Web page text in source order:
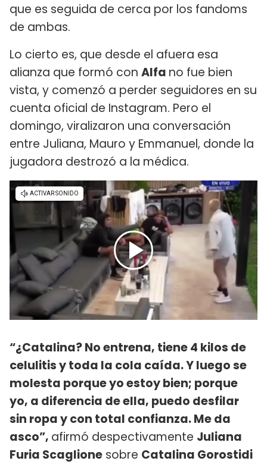
que es seguida de cerca por los fandoms
de ambas.
Lo cierto es, que desde el afuera esa
alianza que formó con Alfa no fue bien
vista, y comenzó a perder seguidores en su
cuenta oficial de Instagram. Pero el
domingo, viralizaron una conversación
entre Juliana, Mauro y Emmanuel, donde la
jugadora destrozó a la médica.
“¿Catalina? No entrena, tiene 4 kilos de
celulitis y toda la cola caída. Y luego se
molesta porque yo estoy bien; porque
yo, a diferencia de ella, puedo desfilar
sin ropa y con total confianza. Me da
asco”, afirmó despectivamente Juliana
Furia Scaglione sobre Catalina Gorostidi